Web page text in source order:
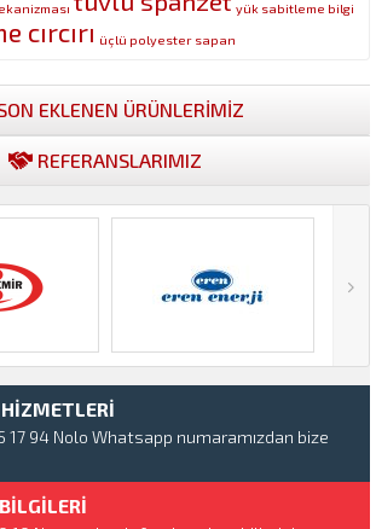
yük sabitleme bilgi
cırcırı üçlü polyester sapan
EKLENEN ÜRÜNLERİMİZ
REFERANSLARIMIZ
17 94 Nolo Whatsapp numaramızdan bize